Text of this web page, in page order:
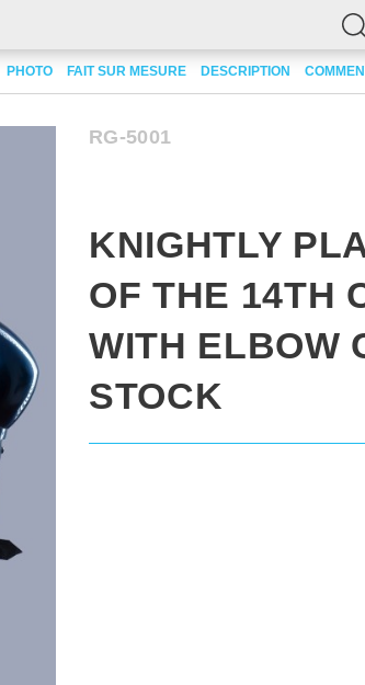
PHOTO FAIT SUR MESURE DESCRIPTION
RG-5001
KNIGHTLY
OF THE 14TH
WITH ELBOW
STOCK